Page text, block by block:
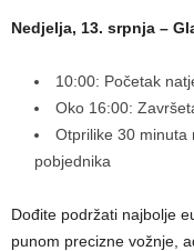
Nedjelja, 13. srpnja –
10:00: Početak
Oko 16:00:
Otprilike 30 minuta
pobjednika
Dođite podržati najbolje
punom precizne vožnje,